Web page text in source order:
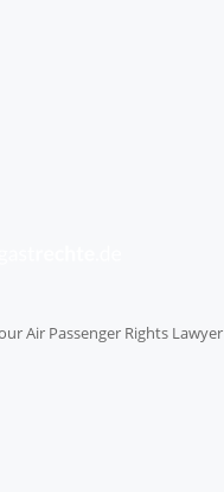
Air Passenger Rights Lawyer